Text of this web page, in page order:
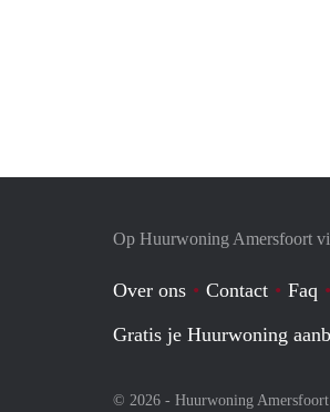
Op Huurwoning Amersfoort
Over ons Contact Faq
Gratis je Huurwoning
© 2026 - Huurwoning